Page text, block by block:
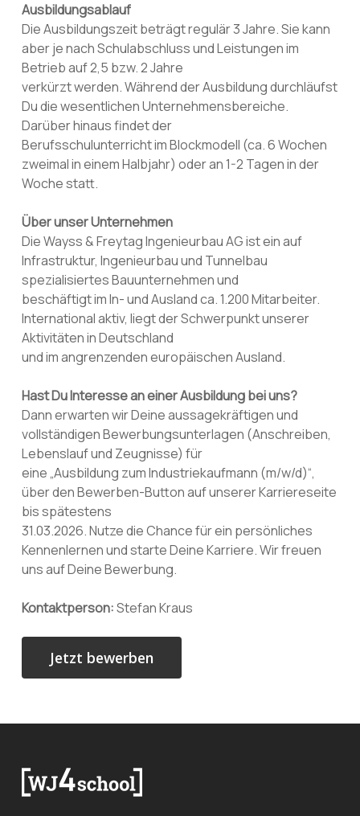
Ausbildungsablauf
Die Ausbildungszeit beträgt regulär 3 Jahre. Sie kann
aber je nach Schulabschluss und Leistungen im
Betrieb auf 2,5 bzw. 2 Jahre
verkürzt werden. Während der Ausbildung durchläufst
Du die wesentlichen Unternehmensbereiche.
Darüber hinaus findet der
Berufsschulunterricht im Blockmodell (ca. 6 Wochen
zweimal in einem Halbjahr) oder an 1-2 Tagen in der
Woche statt.
Über unser Unternehmen
Die Wayss & Freytag Ingenieurbau AG ist ein auf
Infrastruktur, Ingenieurbau und Tunnelbau
spezialisiertes Bauunternehmen und
beschäftigt im In- und Ausland ca. 1.200 Mitarbeiter.
International aktiv, liegt der Schwerpunkt unserer
Aktivitäten in Deutschland
und im angrenzenden europäischen Ausland.
Hast Du Interesse an einer Ausbildung bei uns?
Dann erwarten wir Deine aussagekräftigen und
vollständigen Bewerbungsunterlagen (Anschreiben,
Lebenslauf und Zeugnisse) für
eine „Ausbildung zum Industriekaufmann (m/w/d)“,
über den Bewerben-Button auf unserer Karriereseite
bis spätestens
31.03.2026. Nutze die Chance für ein persönliches
Kennenlernen und starte Deine Karriere. Wir freuen
uns auf Deine Bewerbung.
Kontaktperson:Stefan Kraus